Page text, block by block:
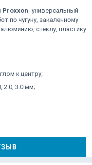
Proxxon- универсальный
по чугуну, закаленному
стеклу, пластику
к центру;
2.0, 3.0 мм;